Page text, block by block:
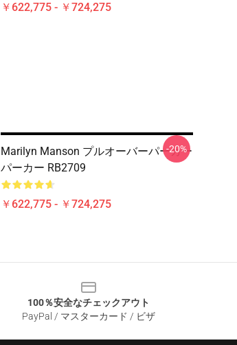
￥622,775 - ￥724,275
Marilyn Manson プルオーバーパーカー
パーカー RB2709
￥622,775 - ￥724,275
-20%
100％安全なチェックアウト
PayPal / マスターカード / ビザ